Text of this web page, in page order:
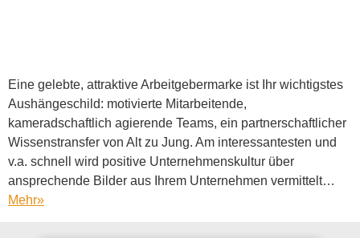
Eine gelebte, attraktive Arbeitgebermarke ist Ihr wichtigstes
Aushängeschild: motivierte Mitarbeitende,
kameradschaftlich agierende Teams, ein partnerschaftlicher
Wissenstransfer von Alt zu Jung. Am interessantesten und
v.a. schnell wird positive Unternehmenskultur über
ansprechende Bilder aus Ihrem Unternehmen vermittelt…
Mehr»